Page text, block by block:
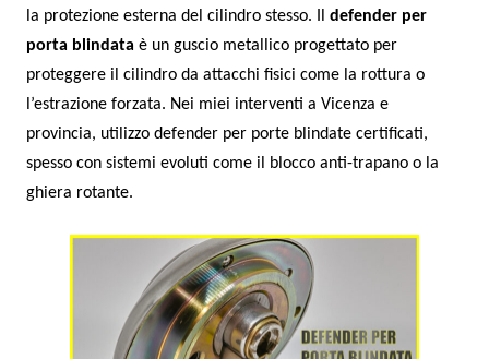
la protezione esterna del cilindro stesso. Ildefender per
porta blindata è un guscio metallico progettato per
proteggere il cilindro da attacchi fisici come la rottura o
l’estrazione forzata. Nei miei interventi a Vicenza e
provincia, utilizzo defender per porte blindate certificati,
spesso con sistemi evoluti come il blocco anti-trapano o la
ghiera rotante.